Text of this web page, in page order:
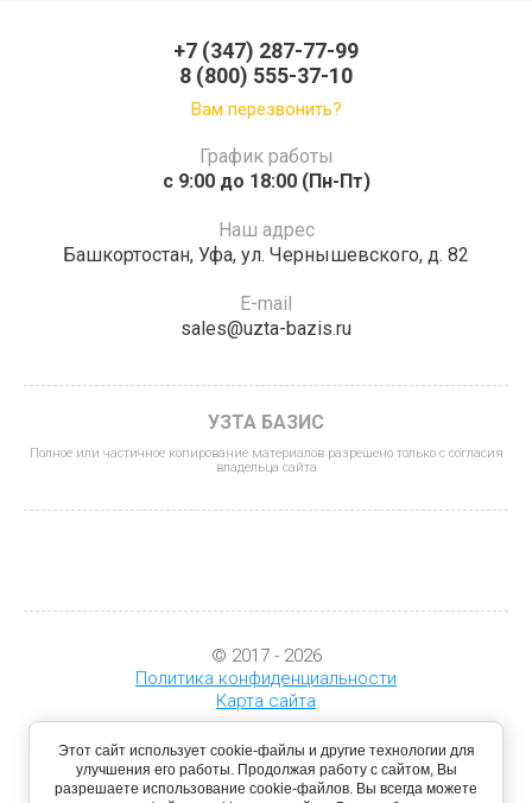
+7 (347) 287-77-99
8 (800) 555-37-10
Вам перезвонить?
График работы
c 9:00 до 18:00 (Пн-Пт)
Наш адрес
Башкортостан, Уфа, ул. Чернышевского, д. 82
E-mail
sales@uzta-bazis.ru
УЗТА БАЗИС
Полное или частичное копирование материалов разрешено только с согласия
владельца сайта
© 2017 - 2026
Политика конфиденциальности
Карта сайта
Этот сайт использует cookie-файлы и другие технологии для
улучшения его работы. Продолжая работу с сайтом, Вы
разрешаете использование cookie-файлов. Вы всегда можете